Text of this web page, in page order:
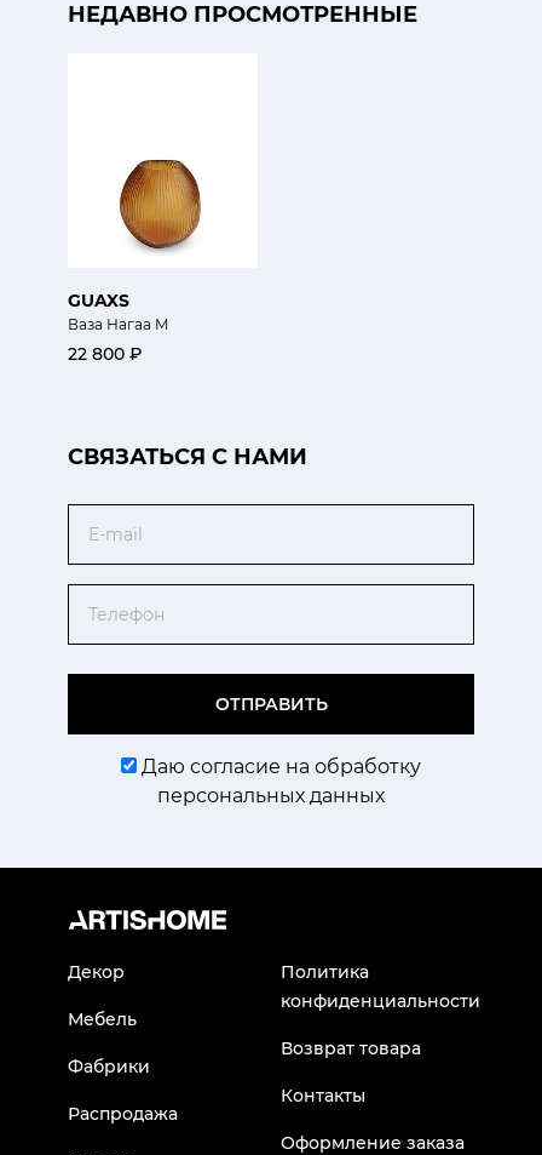
НЕДАВНО ПРОСМОТРЕННЫЕ
GUAXS
Ваза Нагаа M
22 800 ₽
CВЯЗАТЬСЯ С НАМИ
ОТПРАВИТЬ
Даю согласие на обработку
персональных данных
Декор
Мебель
Фабрики
Распродажа
Политика
конфиденциальности
Возврат товара
Контакты
Оформление заказа